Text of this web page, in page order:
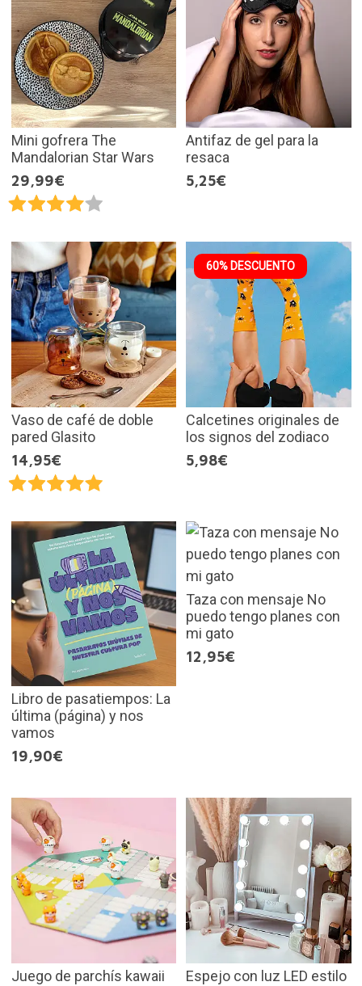
Mini gofrera The
Mandalorian Star Wars
29,99€
Antifaz de gel para la
resaca
5,25€
Vaso de café de doble
pared Glasito
14,95€
60% DESCUENTO
Calcetines originales de
los signos del zodiaco
5,98€
Libro de pasatiempos: La
última (página) y nos
vamos
19,90€
Taza con mensaje No
puedo tengo planes con
mi gato
12,95€
Juego de parchís kawaii
Espejo con luz LED estilo